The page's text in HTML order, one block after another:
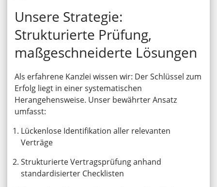
Unsere Strategie:
Strukturierte Prüfung,
maßgeschneiderte Lösungen
Als erfahrene Kanzlei wissen wir: Der Schlüssel zum
Erfolg liegt in einer systematischen
Herangehensweise. Unser bewährter Ansatz
umfasst:
Lückenlose Identifikation aller relevanten
Verträge
Strukturierte Vertragsprüfung anhand
standardisierter Checklisten